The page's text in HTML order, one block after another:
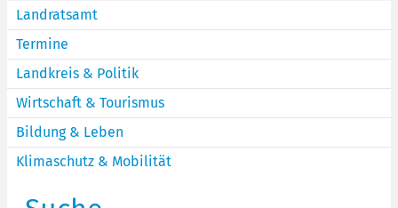
Landratsamt
Termine
Landkreis & Politik
Wirtschaft & Tourismus
Bildung & Leben
Klimaschutz & Mobilität